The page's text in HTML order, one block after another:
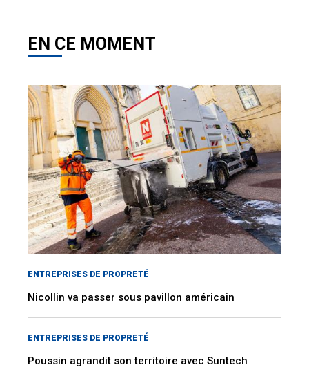
EN CE MOMENT
ENTREPRISES DE PROPRETÉ
Nicollin va passer sous pavillon américain
ENTREPRISES DE PROPRETÉ
Poussin agrandit son territoire avec Suntech